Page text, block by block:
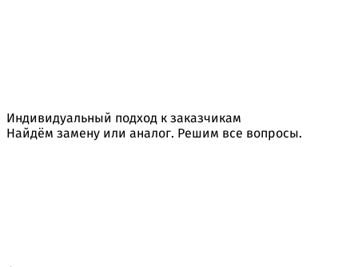
Индивидуальный подход к заказчикам
Найдём замену или аналог. Решим все вопросы.